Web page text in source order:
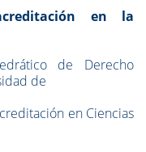
en la
de Derecho
de
en Ciencias